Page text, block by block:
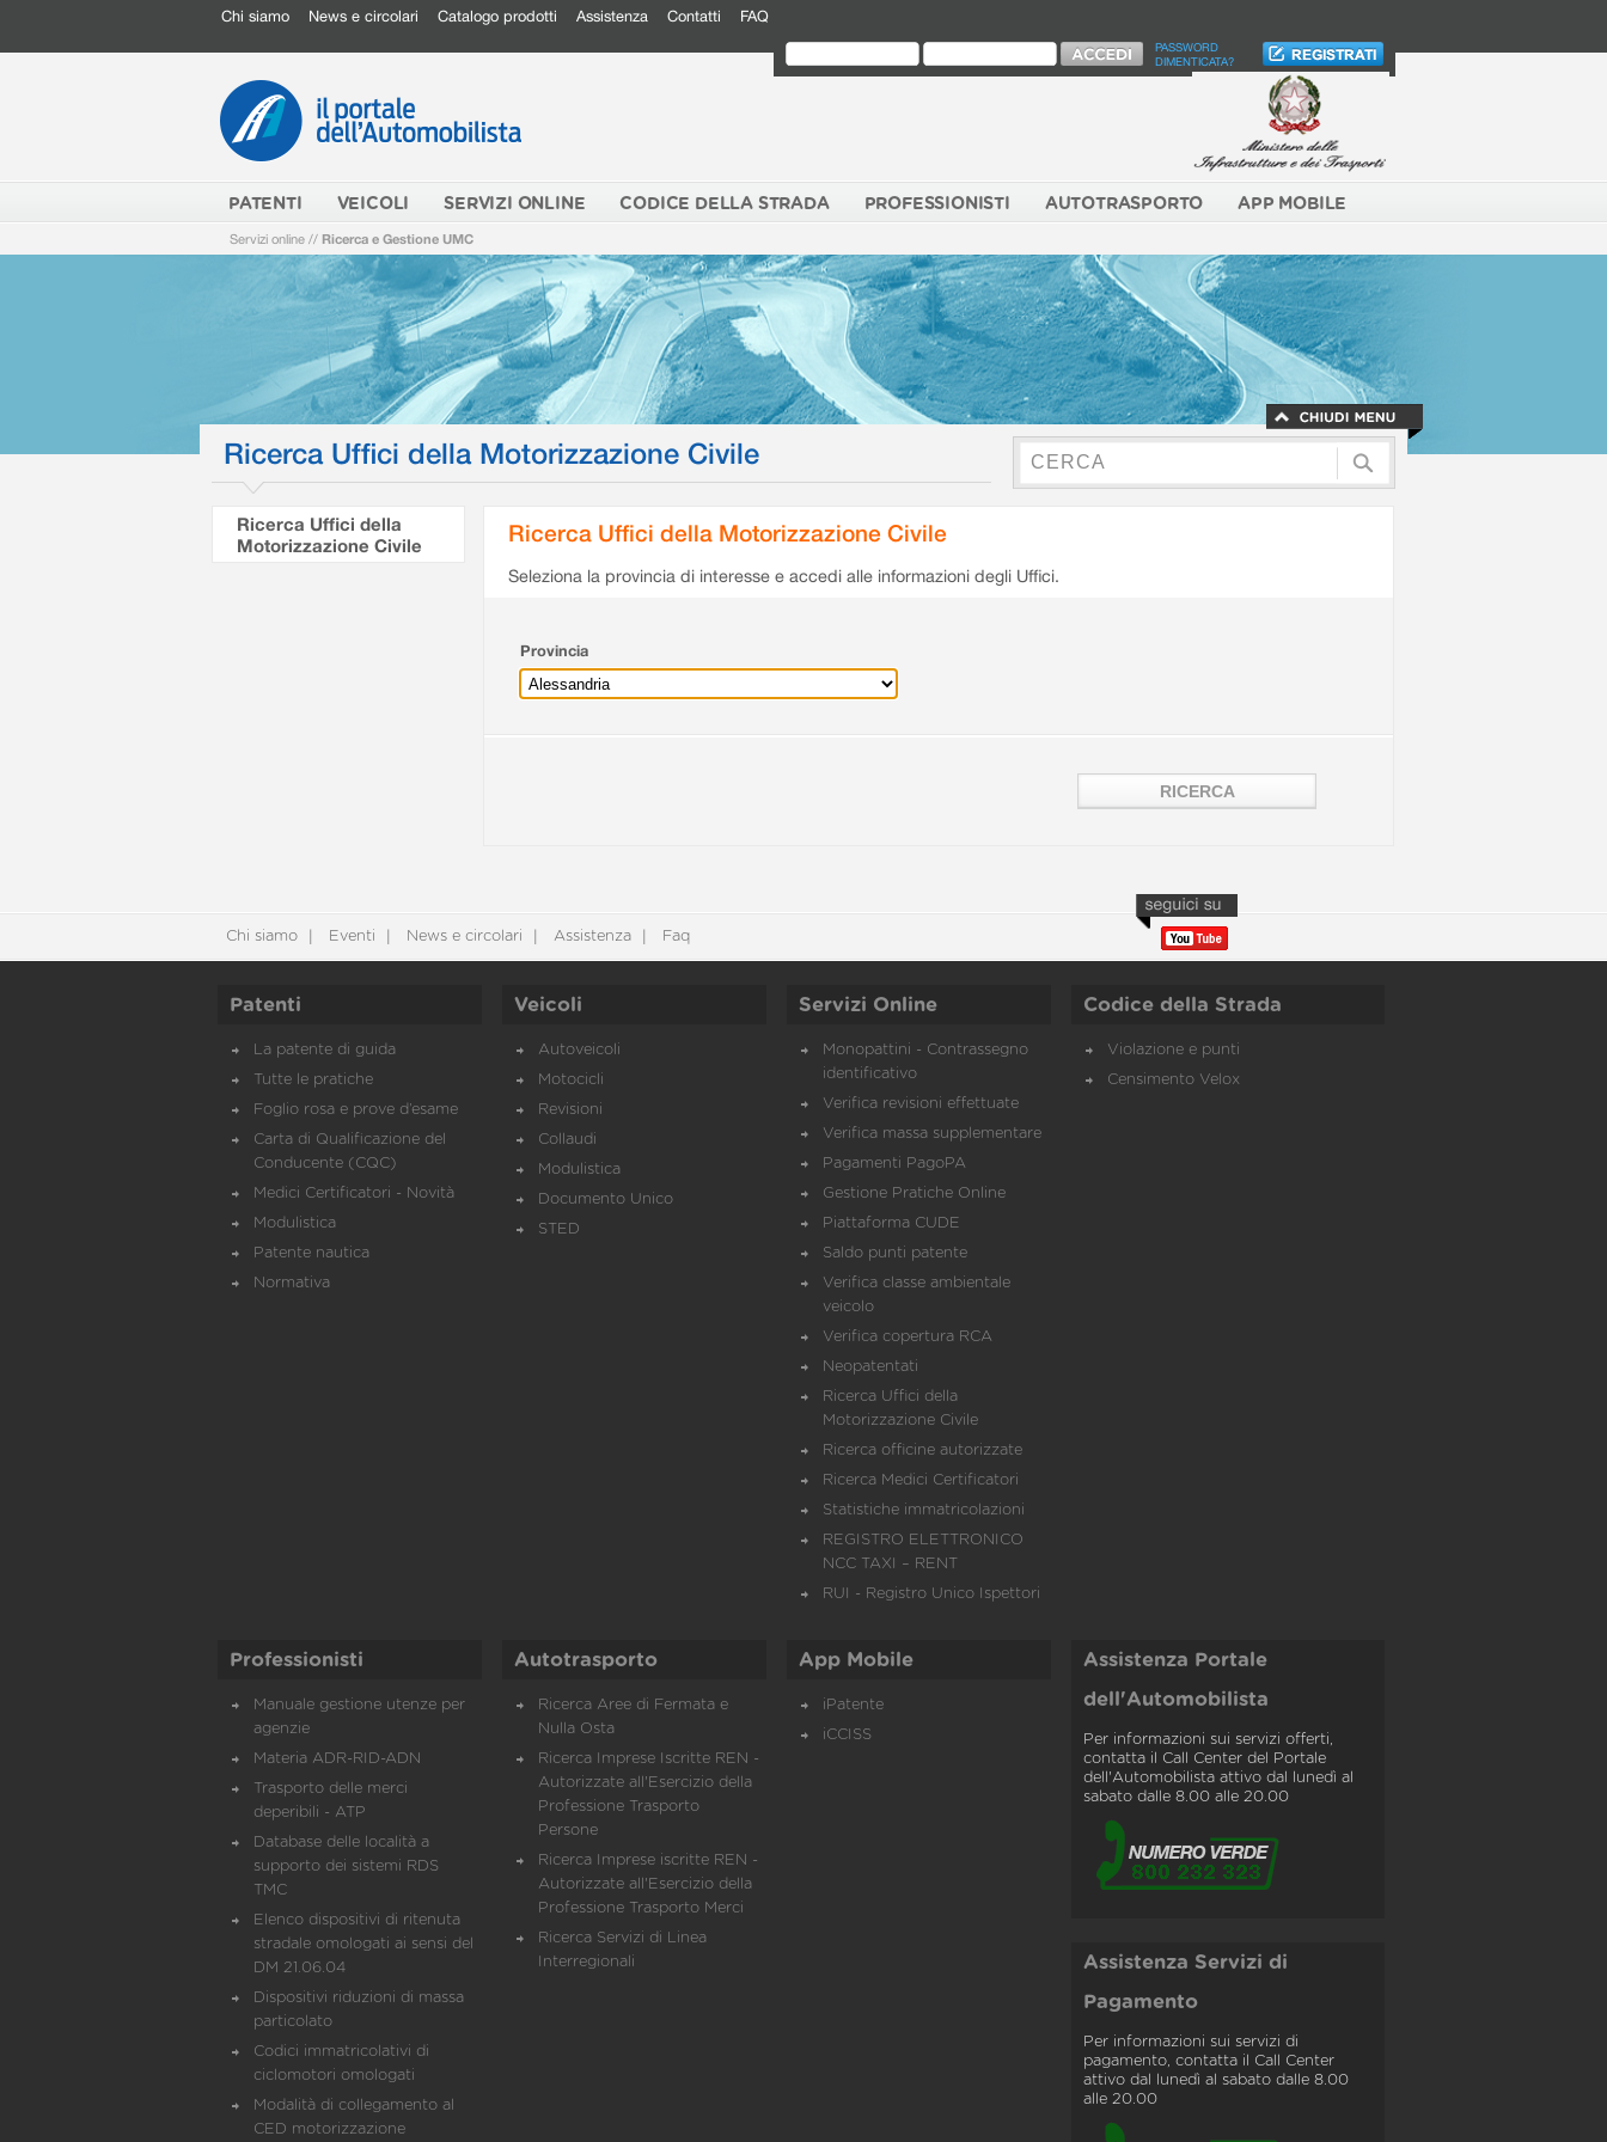
Chi siamo News e circolari Catalogo prodotti Assistenza Contatti FAQ
PASSWORD
DIMENTICATA?
PATENTI VEICOLI SERVIZI ONLINE CODICE DELLA STRADA PROFESSIONISTI AUTOTRASPORTO APP MOBILE
Servizi online // Ricerca e Gestione UMC
Ricerca Uffici della Motorizzazione Civile
Ricerca Uffici della
Motorizzazione Civile
Ricerca Uffici della Motorizzazione Civile
Seleziona la provincia di interesse e accedi alle informazioni degli Uffici.
Provincia
Chi siamo Eventi News e circolari Assistenza Faq
Patenti
La patente di guida
Tutte le pratiche
Foglio rosa e prove d’esame
Carta di Qualificazione del
Conducente (CQC)
Medici Certificatori - Novità
Modulistica
Patente nautica
Normativa
Veicoli
Autoveicoli
Motocicli
Revisioni
Collaudi
Modulistica
Documento Unico
STED
Servizi Online
Monopattini - Contrassegno
identificativo
Verifica revisioni effettuate
Verifica massa supplementare
Pagamenti PagoPA
Gestione Pratiche Online
Piattaforma CUDE
Saldo punti patente
Verifica classe ambientale
veicolo
Verifica copertura RCA
Neopatentati
Ricerca Uffici della
Motorizzazione Civile
Ricerca officine autorizzate
Ricerca Medici Certificatori
Statistiche immatricolazioni
REGISTRO ELETTRONICO
NCC TAXI – RENT
RUI - Registro Unico Ispettori
Codice della Strada
Violazione e punti
Censimento Velox
Professionisti
Manuale gestione utenze per
agenzie
Materia ADR-RID-ADN
Trasporto delle merci
deperibili - ATP
Database delle località a
supporto dei sistemi RDS
TMC
Elenco dispositivi di ritenuta
stradale omologati ai sensi del
DM 21.06.04
Dispositivi riduzioni di massa
particolato
Codici immatricolativi di
ciclomotori omologati
Modalità di collegamento al
CED motorizzazione
Autotrasporto
Ricerca Aree di Fermata e
Nulla Osta
Ricerca Imprese Iscritte REN -
Autorizzate all'Esercizio della
Professione Trasporto
Persone
Ricerca Imprese iscritte REN -
Autorizzate all'Esercizio della
Professione Trasporto Merci
Ricerca Servizi di Linea
Interregionali
App Mobile
iPatente
iCCISS
Assistenza Portale
dell'Automobilista
Per informazioni sui servizi offerti,
contatta il Call Center del Portale
dell'Automobilista attivo dal lunedì al
sabato dalle 8.00 alle 20.00
Assistenza Servizi di
Pagamento
Per informazioni sui servizi di
pagamento, contatta il Call Center
attivo dal lunedì al sabato dalle 8.00
alle 20.00